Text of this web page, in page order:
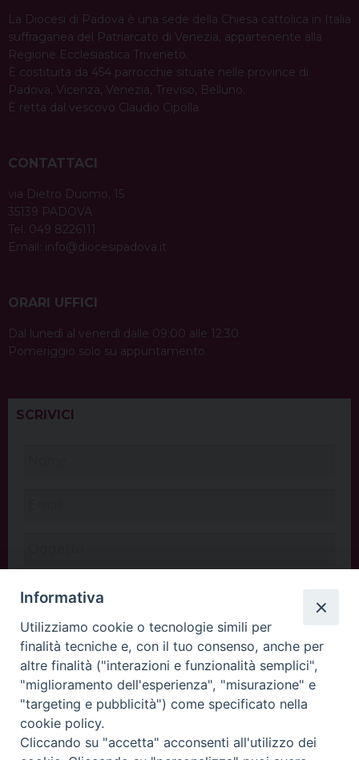
La Diocesi di Padova è una sede della Chiesa cattolica in Italia
suffraganea del Patriarcato di Venezia, appartenente alla
Regione Ecclesiastica Triveneto.
È costituita da 454 parrocchie situate nelle province di
Padova, Vicenza, Venezia, Treviso, Belluno.
È retta dal vescovo Claudio Cipolla.
CONTATTACI
via Dietro Duomo, 15
35139 PADOVA
Tel. 049 8226111
Email: info@diocesipadova.it
ORARI UFFICI
Dal lunedì al venerdì dalle 09:00 alle 12:30.
Pomeriggio solo su appuntamento.
SCRIVICI
INVIA
Informativa
Utilizziamo cookie o tecnologie simili per
finalità tecniche e, con il tuo consenso, anche per
altre finalità ("interazioni e funzionalità semplici",
"miglioramento dell'esperienza", "misurazione" e
"targeting e pubblicità") come specificato nella
cookie policy.
Cliccando su "accetta" acconsenti all'utilizzo dei